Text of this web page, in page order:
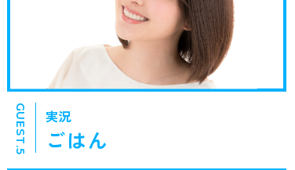
GUEST.5 実況
ごはん